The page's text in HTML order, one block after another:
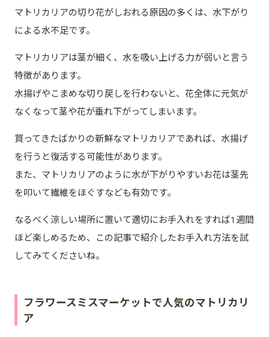
マトリカリアの切り花がしおれる原因の多くは、水下がり
による水不足です。
マトリカリアは茎が細く、水を吸い上げる力が弱いと言う
特徴があります。
水揚げやこまめな切り戻しを行わないと、花全体に元気が
なくなって茎や花が垂れ下がってしまいます。
買ってきたばかりの新鮮なマトリカリアであれば、水揚げ
を行うと復活する可能性があります。
また、マトリカリアのように水が下がりやすいお花は茎先
を叩いて繊維をほぐすなども有効です。
なるべく涼しい場所に置いて適切にお手入れをすれば1週間
ほど楽しめるため、この記事で紹介したお手入れ方法を試
してみてくださいね。
フラワースミスマーケットで人気のマトリカリ
ア